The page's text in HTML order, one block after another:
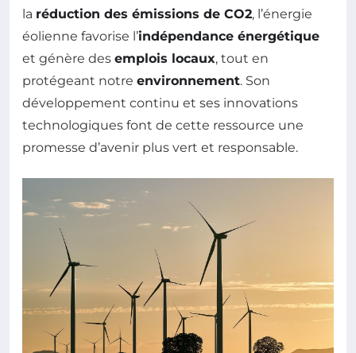
la réduction des émissions de CO2, l’énergie
éolienne favorise l’indépendance énergétique
et génère des emplois locaux, tout en
protégeant notre environnement. Son
développement continu et ses innovations
technologiques font de cette ressource une
promesse d’avenir plus vert et responsable.